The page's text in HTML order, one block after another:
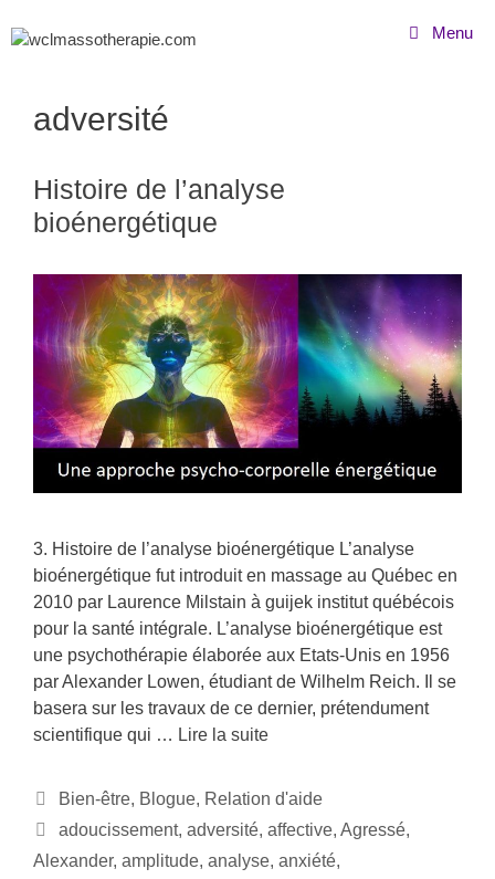
Menu
adversité
Histoire de l’analyse
bioénergétique
3. Histoire de l’analyse bioénergétique L’analyse
bioénergétique fut introduit en massage au Québec en
2010 par Laurence Milstain à guijek institut québécois
pour la santé intégrale. L’analyse bioénergétique est
une psychothérapie élaborée aux Etats-Unis en 1956
par Alexander Lowen, étudiant de Wilhelm Reich. Il se
basera sur les travaux de ce dernier, prétendument
scientifique qui … Lire la suite
Bien-être, Blogue, Relation d'aide
adoucissement, adversité, affective, Agressé,
Alexander, amplitude, analyse, anxiété,